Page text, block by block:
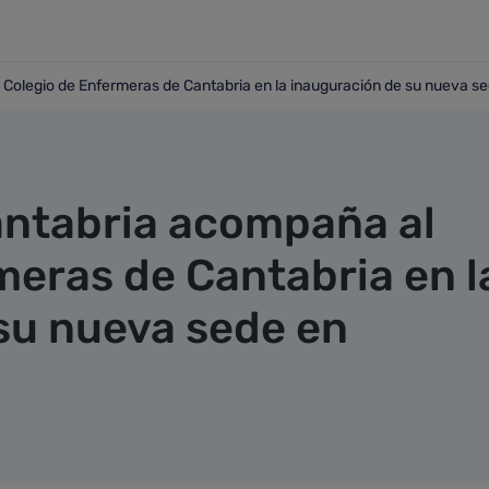
Colegio de Enfermeras de Cantabria en la inauguración
de Enfermeras de Cantabria en la inauguración de su nueva
acompaña al
de Cantabria en
nueva sede en